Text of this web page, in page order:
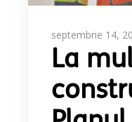
septembrie 14,
La